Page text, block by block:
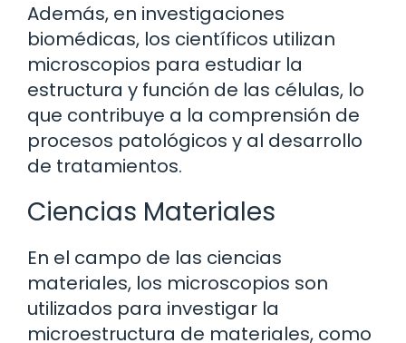
Además, en investigaciones
biomédicas, los científicos utilizan
microscopios para estudiar la
estructura y función de las células, lo
que contribuye a la comprensión de
procesos patológicos y al desarrollo
de tratamientos.
Ciencias Materiales
En el campo de las ciencias
materiales, los microscopios son
utilizados para investigar la
microestructura de materiales, como